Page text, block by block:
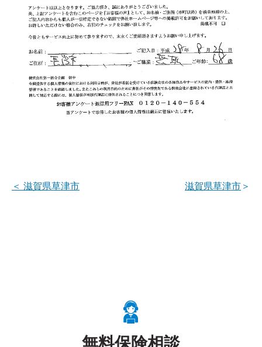
＜ 滋賀県草津市 ＞
滋賀県草津市
無料保険相談